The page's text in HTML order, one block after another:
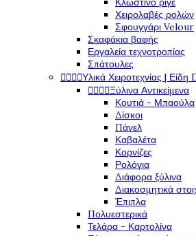
Χειρολαβές ρολών
Σφουγγάρι Velour
Σκαφάκια βαφής
Εργαλεία τεχνοτροπίας
Σπάτουλες
Υλικά Χειροτεχνίας |
Ξύλινα Αντικείμενα
Κουτιά - Μπαούλα
Δίσκοι
Πάνελ
Καβαλέτα
Κορνίζες
Ρολόγια
Διάφορα ξύλινα
Διακοσμητικά
Έπιπλα
Πολυεστερικά
Τελάρα - Καρτολίνα